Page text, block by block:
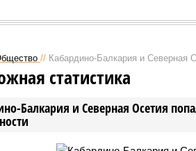
// Кабардино-Балкария и Северная
Балкария и Северная Осетия
статистика